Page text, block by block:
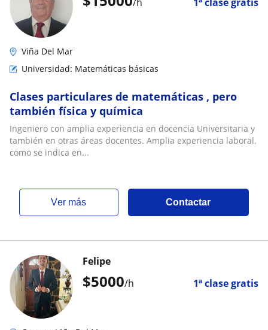
Viña Del Mar
Universidad: Matemáticas básicas
Clases particulares de matemáticas , pero
también física y química
Ingeniero con amplia experiencia en docencia Universitaria y
también en otras áreas docentes. Amplia experiencia laboral,
como se indica en...
ver más Contactar
$5000/h 1ª clase gratis
Felipe